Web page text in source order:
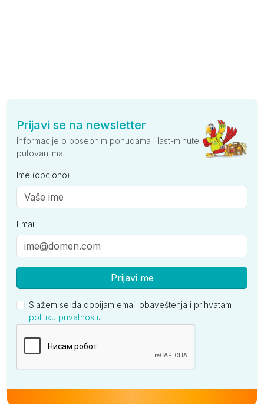
Prijavi se na newsletter
Informacije o posebnim ponudama i last-minute
putovanjima.
Ime (opciono)
Email
Prijavi me
Slažem se da dobijam email obaveštenja i prihvatam
politiku privatnosti.